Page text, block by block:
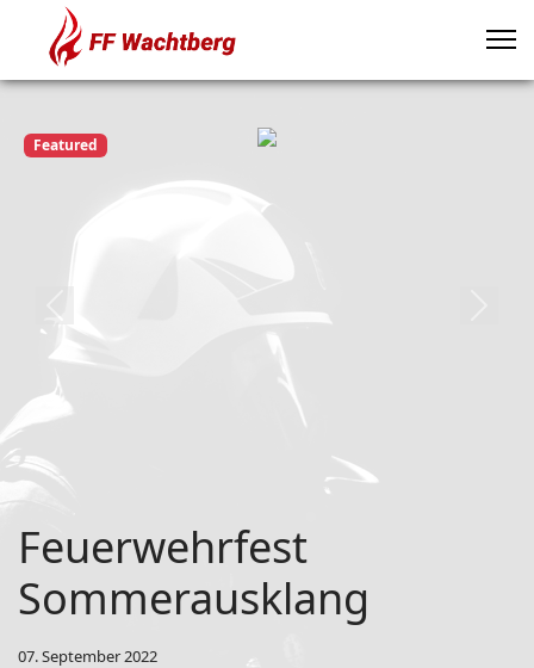
Previous
Featured
Feuerwehrfest
Sommerausklang
07. September 2022